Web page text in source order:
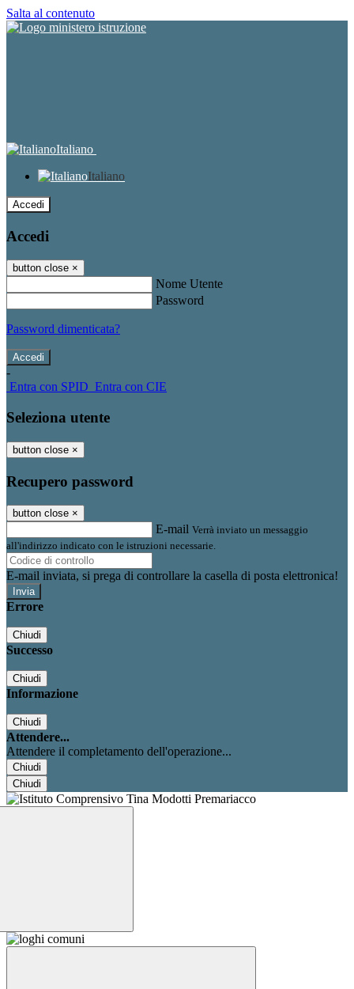
Salta al contenuto
Italiano
Italiano
Accedi
Accedi
button close ×
Nome Utente
Password
Password dimenticata?
-
Entra con SPID Entra con CIE
Seleziona utente
button close ×
Recupero password
button close ×
E-mail Verrà inviato un messaggio
all'indirizzo indicato con le istruzioni necessarie.
E-mail inviata, si prega di controllare la casella di posta elettronica!
Errore
Chiudi
Successo
Chiudi
Informazione
Chiudi
Attendere...
Attendere il completamento dell'operazione...
Chiudi
Chiudi